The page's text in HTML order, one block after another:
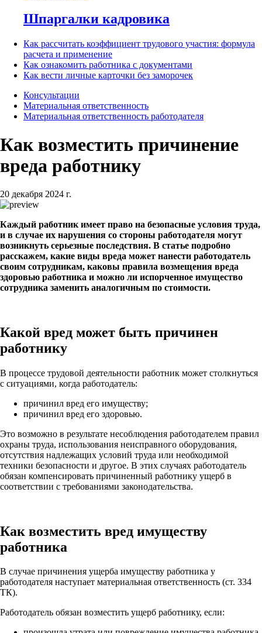
Шпаргалки кадровика
Как рассчитать коэффициент трудового участия: формула
расчета и применение
Как ознакомить работника с документами
Как вести личные карточки без заморочек
Консультации
Материальная ответственность
Материальная ответственность работодателя
Как возместить причинение
вреда работнику
20 декабря 2024 г.
Каждый работник имеет право на безопасные условия труда,
и в случае их нарушения со стороны работодателя могут
возникнуть серьезные последствия. В статье подробно
расскажем, какие виды вреда может нанести работодатель
своим сотрудникам, каковы правила возмещения вреда
здоровью работника и можно ли испорченное имущество
сотрудника заменить аналогичным по стоимости.
Какой вред может быть причинен
работнику
В процессе трудовой деятельности работник может столкнуться
с ситуациями, когда работодатель:
причинил вред его имуществу;
причинил вред его здоровью.
Это возможно в результате несоблюдения работодателем правил
охраны труда, использования неисправного оборудования,
отсутствия надлежащих условий труда или необходимой
техники безопасности и другое. В этих случаях работодатель
обязан компенсировать причиненный работнику ущерб в
соответствии с требованиями законодательства.
Как возместить вред имуществу
работника
В случае причинения ущерба имуществу работника у
работодателя наступает материальная ответственность (ст. 334
ТК).
Работодатель обязан возместить ущерб работнику, если: